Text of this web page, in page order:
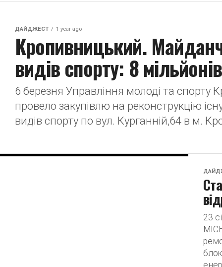
ДАЙДЖЕСТ 1 year ago
Кропивницький.
видів спорту: 8 мільйонів
6 березня Управління молоді та спорту
провело закупівлю на реконструкцію
видів спорту по вул. Курганній,64 в м.
23